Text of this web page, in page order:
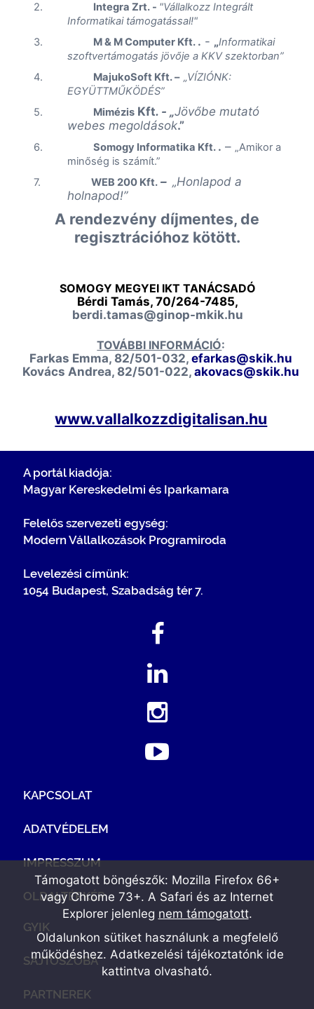
2.
Integra Zrt. - "Vállalkozz Integrált
Informatikai támogatással!"
3.
M & M Computer Kft. . - „Informatikai
szoftvertámogatás jövője a KKV szektorban”
4.
MajukoSoft Kft.– „VÍZIÓNK:
EGYÜTTMŰKÖDÉS”
5.
Mimézis Kft. - „Jövőbe mutató
webes megoldások.”
6. Somogy Informatika Kft. . – „Amikor a
minőség is számít.”
7.
WEB 200 Kft. – „Honlapod a
holnapod!”
A rendezvény díjmentes, de
regisztrációhoz kötött.
SOMOGY MEGYEI IKT TANÁCSADÓ
Bérdi Tamás, 70/264-7485,
berdi.tamas@ginop-mkik.hu
TOVÁBBI INFORMÁCIÓ:
Farkas Emma, 82/501-032,efarkas@skik.hu
Kovács Andrea, 82/501-022,akovacs@skik.hu
www.vallalkozzdigitalisan.hu
A portál kiadója:
Magyar Kereskedelmi és Iparkamara
Felelős szervezeti egység:
Modern Vállalkozások Programiroda
Levelezési címünk:
1054 Budapest, Szabadság tér 7.
KAPCSOLAT
ADATVÉDELEM
IMPRESSZUM
OLDALTÉRKÉP
GYIK
SAJTÓSZOBA
PARTNEREK
Támogatott böngészők: Mozilla Firefox 66+
vagy Chrome 73+. A Safari és az Internet
Explorer jelenleg nem támogatott.
Oldalunkon sütiket használunk a megfelelő
működéshez. Adatkezelési tájékoztatónk ide
kattintva olvasható.